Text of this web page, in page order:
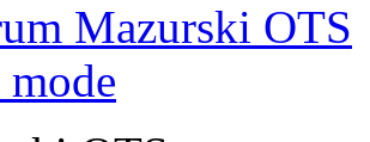
Mazurski OTS